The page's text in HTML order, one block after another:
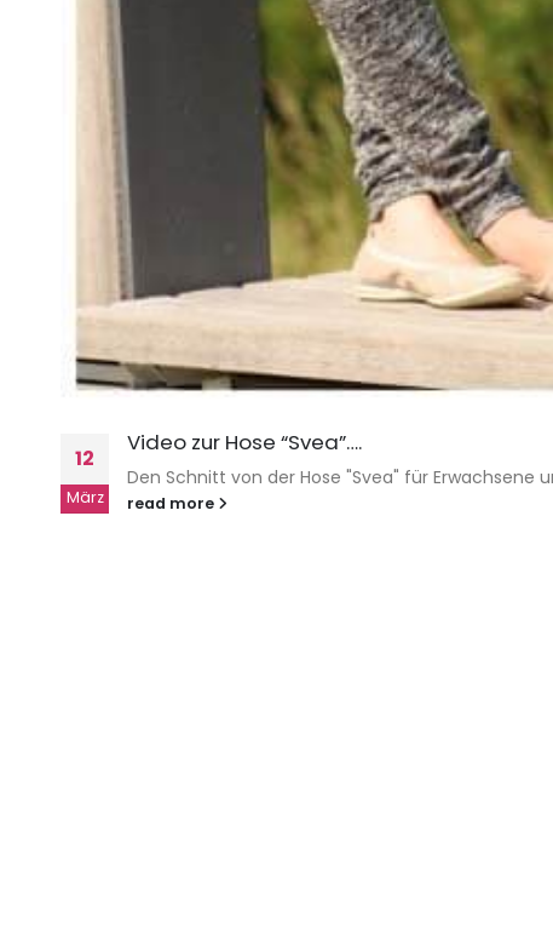
12
März
Video zur Hose “Svea”….
Den Schnitt von der Hose "Svea" für Erwachsene
read more